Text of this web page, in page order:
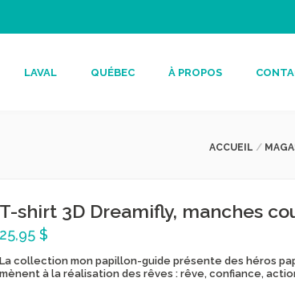
LAVAL QUÉBEC À PROPOS
ACCUEIL /
T-shirt 3D Dreamifly, manches
25,95 $
La collection mon papillon-guide présente des héros
mènent à la réalisation des rêves : rêve, confiance,